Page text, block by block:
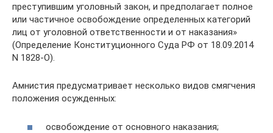
преступившим уголовный закон, и предполагает полное
или частичное освобождение определенных категорий
лиц от уголовной ответственности и от наказания»
(Определение Конституционного Суда РФ от 18.09.2014
N 1828-О).
Амнистия предусматривает несколько видов смягчения
положения осужденных:
освобождение от основного наказания;